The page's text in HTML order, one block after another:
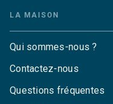
LA MAISON
Qui sommes-nous ?
Contactez-nous
Questions fréquentes